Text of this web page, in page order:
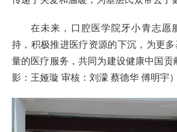
在未来，口腔医学院牙小青志愿
持，积极推进医疗资源的下沉，为更
量的医疗服务，共同为建设健康中国贡
影：王娅璇 审核：刘濛 蔡德华 傅明宇）